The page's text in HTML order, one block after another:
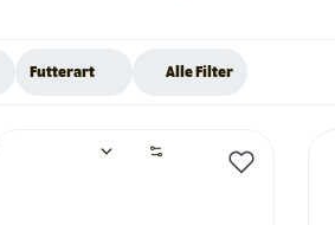
Futterart Alle Filter